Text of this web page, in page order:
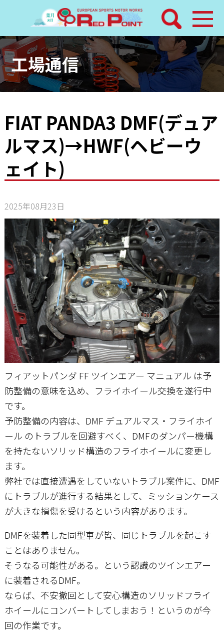
検索
ホーム
トピックス
レッドポイントパーツ
その他サービス
工場通信
お問い合わせ
工場通信
FIAT PANDA3 DMF(デュア
ルマス)→HWF(ヘビーウ
ェイト)
2025年08月23日
フィアットパンダ FF ツインエアー マニュアル は予
防整備の意味を込め、フライホイール交換を遂行中
です。
予防整備の内容は、DMF デュアルマス・フライホイ
ール のトラブルを回避すべく、DMFのダンパー機構
を持たないソリッド構造のフライホイールに変更し
ます。
弊社では直接遭遇をしていないトラブル案件に、DMF
にトラブルが進行する結果として、ミッションケース
が大きな損傷を受けるという内容があります。
DMFを装着した同型車が皆、同じトラブルを起こす
ことはありません。
そうなる可能性がある。という認識のツインエアー
に装着されるDMF。
ならば、不安撤回として安心構造のソリッドフライ
ホイールにコンバートしてしまおう！というのが今
回の作業です。